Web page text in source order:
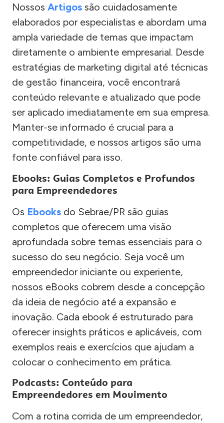
Nossos Artigos são cuidadosamente
elaborados por especialistas e abordam uma
ampla variedade de temas que impactam
diretamente o ambiente empresarial. Desde
estratégias de marketing digital até técnicas
de gestão financeira, você encontrará
conteúdo relevante e atualizado que pode
ser aplicado imediatamente em sua empresa.
Manter-se informado é crucial para a
competitividade, e nossos artigos são uma
fonte confiável para isso.
Ebooks: Guias Completos e Profundos
para Empreendedores
Os Ebooks do Sebrae/PR são guias
completos que oferecem uma visão
aprofundada sobre temas essenciais para o
sucesso do seu negócio. Seja você um
empreendedor iniciante ou experiente,
nossos eBooks cobrem desde a concepção
da ideia de negócio até a expansão e
inovação. Cada ebook é estruturado para
oferecer insights práticos e aplicáveis, com
exemplos reais e exercícios que ajudam a
colocar o conhecimento em prática.
Podcasts: Conteúdo para
Empreendedores em Movimento
Com a rotina corrida de um empreendedor,